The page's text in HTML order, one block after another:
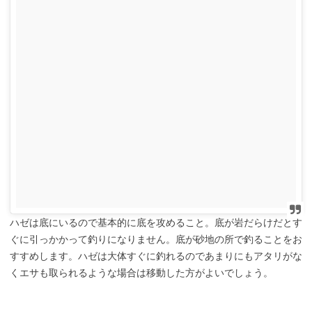
ハゼは底にいるので基本的に底を攻めること。底が岩だらけだとす
ぐに引っかかって釣りになりません。底が砂地の所で釣ることをお
すすめします。ハゼは大体すぐに釣れるのであまりにもアタリがな
くエサも取られるような場合は移動した方がよいでしょう。